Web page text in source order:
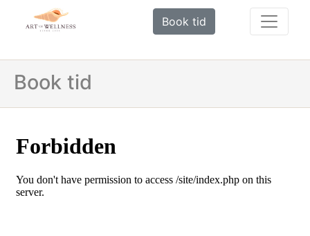
Book tid
Book tid